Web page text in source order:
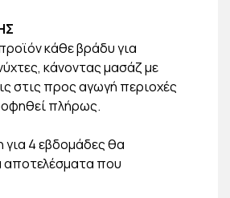
κάθε βράδυ για
κάνοντας μασάζ με
στις προς αγωγή περιοχές
πλήρως.
για 4 εβδομάδες θα
αποτελέσματα που